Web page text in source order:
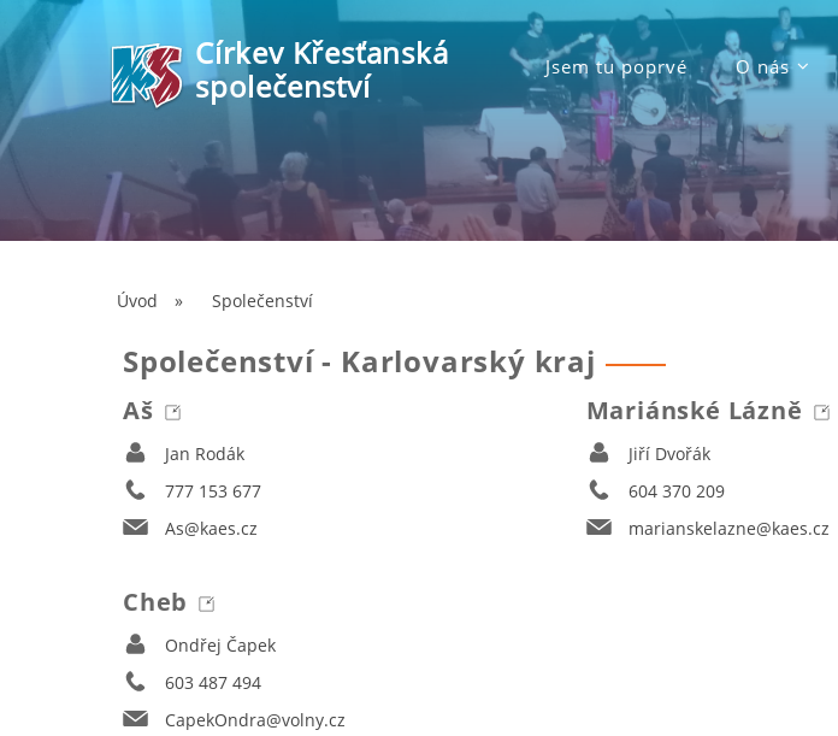
Církev Křesťanská
společenství
Jsem tu poprvé O nás
Úvod » Společenství
Společenství - Karlovarský kraj
Aš
Jan Rodák
777 153 677
As@kaes.cz
Cheb
Ondřej Čapek
603 487 494
CapekOndra@volny.cz
Mariánské Lázně
Jiří Dvořák
604 370 209
marianskelazne@kaes.cz